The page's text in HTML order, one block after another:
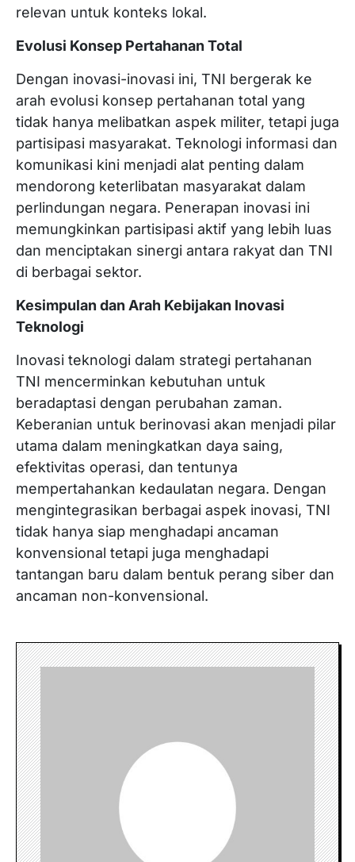
relevan untuk konteks lokal.
Evolusi Konsep Pertahanan Total
Dengan inovasi-inovasi ini, TNI bergerak ke
arah evolusi konsep pertahanan total yang
tidak hanya melibatkan aspek militer, tetapi juga
partisipasi masyarakat. Teknologi informasi dan
komunikasi kini menjadi alat penting dalam
mendorong keterlibatan masyarakat dalam
perlindungan negara. Penerapan inovasi ini
memungkinkan partisipasi aktif yang lebih luas
dan menciptakan sinergi antara rakyat dan TNI
di berbagai sektor.
Kesimpulan dan Arah Kebijakan Inovasi
Teknologi
Inovasi teknologi dalam strategi pertahanan
TNI mencerminkan kebutuhan untuk
beradaptasi dengan perubahan zaman.
Keberanian untuk berinovasi akan menjadi pilar
utama dalam meningkatkan daya saing,
efektivitas operasi, dan tentunya
mempertahankan kedaulatan negara. Dengan
mengintegrasikan berbagai aspek inovasi, TNI
tidak hanya siap menghadapi ancaman
konvensional tetapi juga menghadapi
tantangan baru dalam bentuk perang siber dan
ancaman non-konvensional.